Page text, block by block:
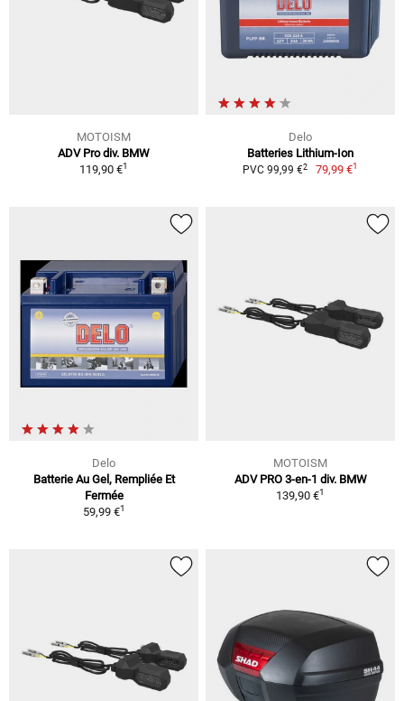
MOTOISM
ADV Pro div. BMW
119,90 €1
Delo
Batteries Lithium-Ion
PVC 99,99 €2 79,99 €1
Delo
Batterie Au Gel, Rempliée Et
Fermée
59,99 €1
MOTOISM
ADV PRO 3-en-1 div. BMW
139,90 €1